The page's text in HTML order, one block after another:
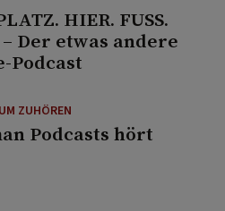
HIER. FUSS.
– Der etwas andere
Podcast
ZUHÖREN
Podcasts hört